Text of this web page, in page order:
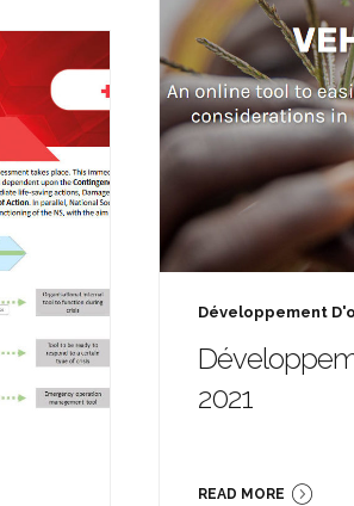
Développement
2021
READ MORE